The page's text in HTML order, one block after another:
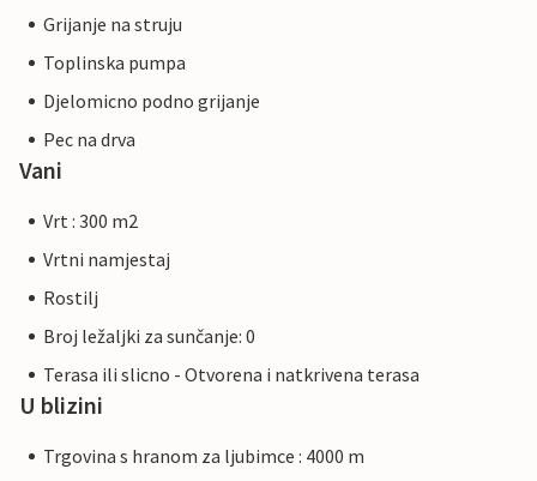
Grijanje na struju
Toplinska pumpa
Djelomicno podno grijanje
Pec na drva
Vani
Vrt : 300 m2
Vrtni namjestaj
Rostilj
Broj ležaljki za sunčanje: 0
Terasa ili slicno - Otvorena i natkrivena terasa
U blizini
Trgovina s hranom za ljubimce : 4000 m